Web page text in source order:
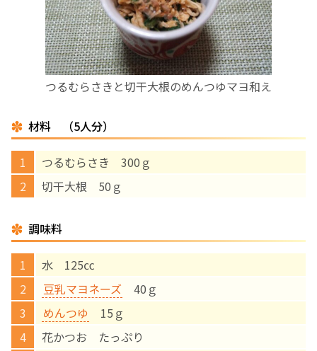
つるむらさきと切干大根のめんつゆマヨ和え
材料 （5人分）
つるむらさき 300ｇ
切干大根 50ｇ
調味料
水 125㏄
豆乳マヨネーズ 40ｇ
めんつゆ
15ｇ
花かつお たっぷり
母乳育児
予防接種
‘さんルーム’ でさまざまな講座・クラス
遠方にお住まいで当院での出産を希望される方へ